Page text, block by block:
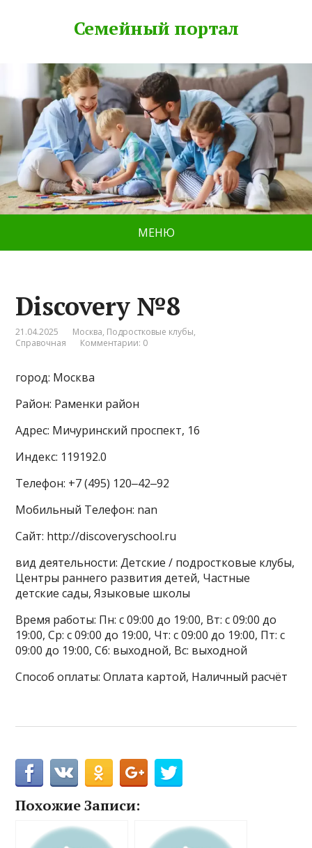
Семейный портал
МЕНЮ
Discovery №8
21.04.2025 Москва, Подростковые клубы,
Справочная
Комментарии: 0
город: Москва
Район: Раменки район
Адрес: Мичуринский проспект, 16
Индекс: 119192.0
Телефон: +7 (495) 120‒42‒92
Мобильный Телефон: nan
Сайт: http://discoveryschool.ru
вид деятельности: Детские / подростковые клубы,
Центры раннего развития детей, Частные
детские сады, Языковые школы
Время работы: Пн: с 09:00 до 19:00, Вт: с 09:00 до
19:00, Ср: с 09:00 до 19:00, Чт: с 09:00 до 19:00, Пт: с
09:00 до 19:00, Сб: выходной, Вс: выходной
Способ оплаты: Оплата картой, Наличный расчёт
Похожие Записи: